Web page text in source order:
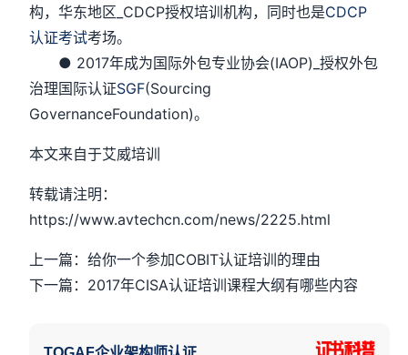
构，华东地区_CDCP授权培训机构，同时也是CDCP
认证考试考场。
● 2017年成为国际外包专业协会(IAOP)_授权外包
治理国际认证SGF(Sourcing
GovernanceFoundation)。
本文来自于艾威培训
转载请注明：
https://www.avtechcn.com/news/2225.html
上一篇：给你一个参加COBIT认证培训的理由
下一篇：2017年CISA认证培训课程大纲有哪些内容